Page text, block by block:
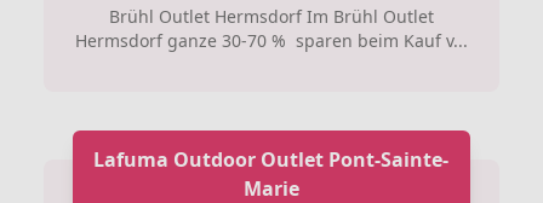
Brühl Outlet Hermsdorf Im Brühl Outlet
Hermsdorf ganze 30-70 % sparen beim Kauf v...
Lafuma Outdoor Outlet Pont-Sainte-
Marie